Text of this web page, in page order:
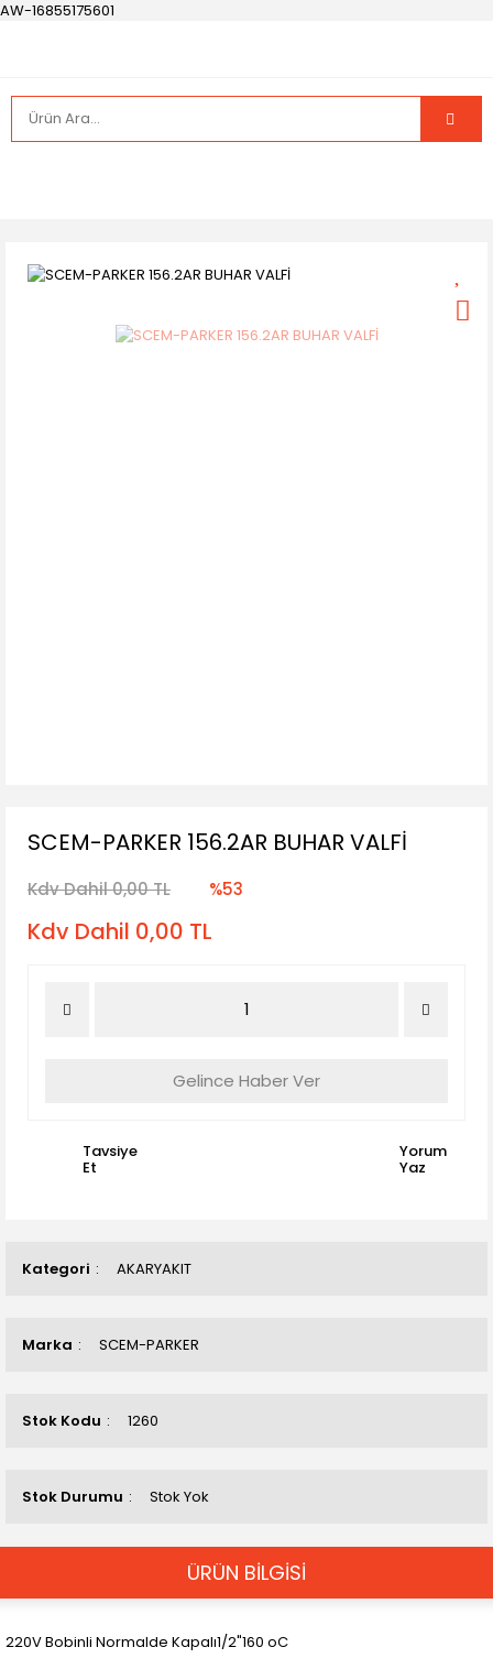
AW-16855175601
Kategori AKARYAKIT
Marka SCEM-PARKER
Stok Kodu 1260
Stok Durumu Stok Yok
SCEM-PARKER 156.2AR BUHAR VALFİ
Kdv Dahil 0,00 TL %53
Kdv Dahil 0,00 TL
Gelince Haber Ver
Tavsiye
Et
Yorum
Yaz
ÜRÜN BİLGİSİ
220V Bobinli Normalde Kapalı1/2"160 oC